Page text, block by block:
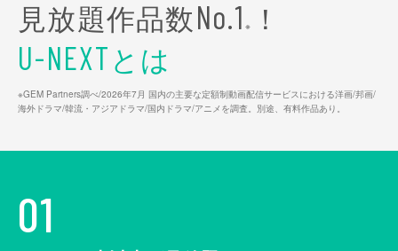
見放題作品数No.1 ※ ！
U-NEXTとは
※GEM Partners調べ/2026年7⽉ 国内の主要な定額制動画配信サービスにおける洋画/邦画/
海外ドラマ/韓流・アジアドラマ/国内ドラマ/アニメを調査。別途、有料作品あり。
01